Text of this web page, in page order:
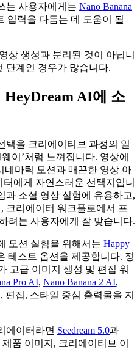
는 사용자에게는 Nano Banana
입력을 다듬는 데 도움이 될
상 생성과 분리된 것이 아닙니
단계인 경우가 많습니다.
AI에 소
택을 크리에이티브 과정의 일
이’처럼 느껴집니다. 영상에
네마틱 모션과 매끈한 영상 아
에게 자연스러운 선택지입니
과 소셜 영상 실험에 유용하고,
크리에이터 워크플로에서 프
려는 사용자에게 잘 맞습니다.
모션 실험을 위해서는 Happy
테스트 옵션을 제공합니다. 정
고급 이미지 생성 및 편집 워
Pro AI, Nano Banana 2 AI,
편집, 스타일 중심 출력물을 지
에이터라면 Seedream 5.0과
품 이미지, 크리에이티브 이